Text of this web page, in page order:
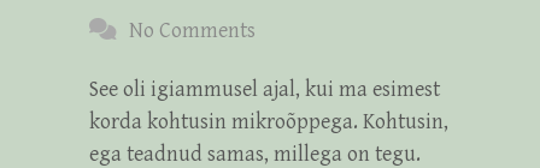
No Comments
See oli igiammusel ajal, kui ma esimest
korda kohtusin mikroõppega. Kohtusin,
ega teadnud samas, millega on tegu.